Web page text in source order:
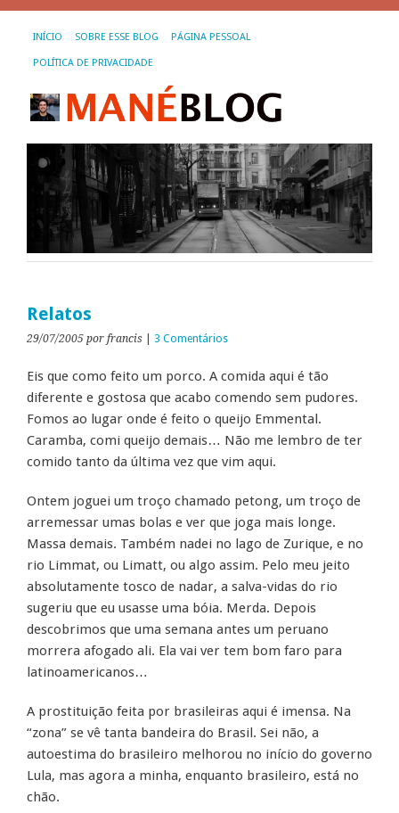
INÍCIO SOBRE ESSE BLOG PÁGINA PESSOAL
POLÍTICA DE PRIVACIDADE
Relatos
29/07/2005 por francis 3 Comentários
Eis que como feito um porco. A comida aqui é tão
diferente e gostosa que acabo comendo sem pudores.
Fomos ao lugar onde é feito o queijo Emmental.
Caramba, comi queijo demais… Não me lembro de ter
comido tanto da última vez que vim aqui.
Ontem joguei um troço chamado petong, um troço de
arremessar umas bolas e ver que joga mais longe.
Massa demais. Também nadei no lago de Zurique, e no
rio Limmat, ou Limatt, ou algo assim. Pelo meu jeito
absolutamente tosco de nadar, a salva-vidas do rio
sugeriu que eu usasse uma bóia. Merda. Depois
descobrimos que uma semana antes um peruano
morrera afogado ali. Ela vai ver tem bom faro para
latinoamericanos…
A prostituição feita por brasileiras aqui é imensa. Na
“zona” se vê tanta bandeira do Brasil. Sei não, a
autoestima do brasileiro melhorou no início do governo
Lula, mas agora a minha, enquanto brasileiro, está no
chão.